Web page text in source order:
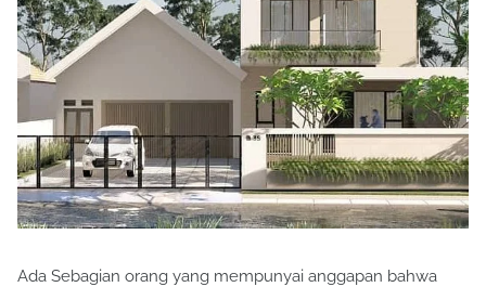
Ada Sebagian orang yang mempunyai anggapan bahwa